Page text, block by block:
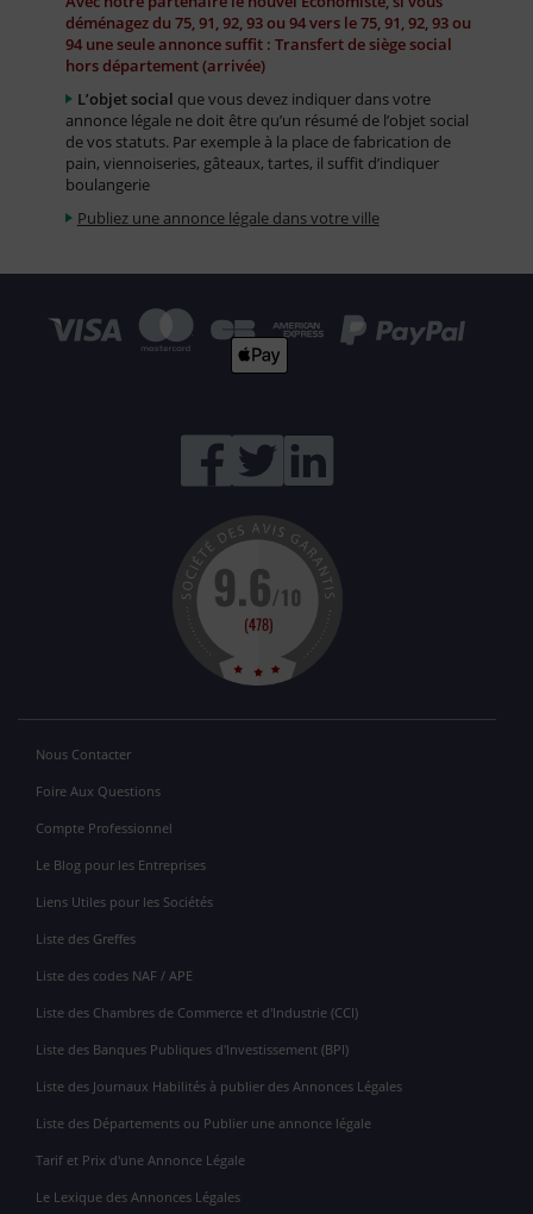
déménagez du 75, 91, 92, 93 ou 94 vers le 75, 91, 92, 93 ou
94 une seule annonce suffit : Transfert de siège social
hors département (arrivée)
L’objet social que vous devez indiquer dans votre
annonce légale ne doit être qu’un résumé de l’objet social
de vos statuts. Par exemple à la place de fabrication de
pain, viennoiseries, gâteaux, tartes, il suffit d’indiquer
boulangerie
Publiez une annonce légale dans votre ville
Nous Contacter
Foire Aux Questions
Compte Professionnel
Le Blog pour les Entreprises
Liens Utiles pour les Sociétés
Liste des Greffes
Liste des codes NAF / APE
Liste des Chambres de Commerce et d'Industrie (CCI)
Liste des Banques Publiques d'Investissement (BPI)
Liste des Journaux Habilités à publier des Annonces Légales
Liste des Départements ou Publier une annonce légale
Tarif et Prix d'une Annonce Légale
Le Lexique des Annonces Légales